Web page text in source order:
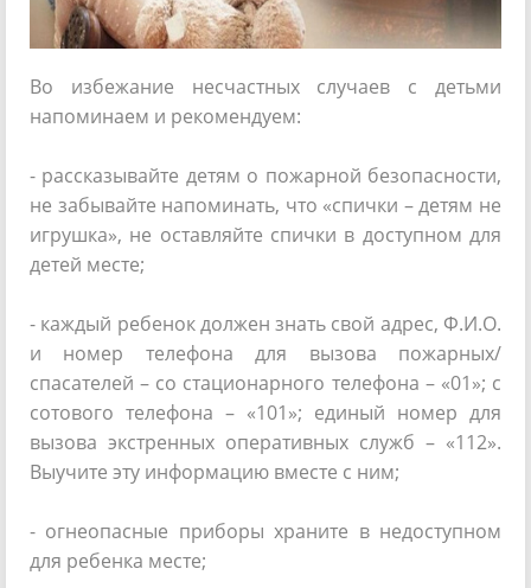
Во избежание несчастных случаев с детьми
напоминаем и рекомендуем:
- рассказывайте детям о пожарной безопасности,
не забывайте напоминать, что «спички – детям не
игрушка», не оставляйте спички в доступном для
детей месте;
- каждый ребенок должен знать свой адрес, Ф.И.О.
и номер телефона для вызова пожарных/
спасателей – со стационарного телефона – «01»; с
сотового телефона – «101»; единый номер для
вызова экстренных оперативных служб – «112».
Выучите эту информацию вместе с ним;
- огнеопасные приборы храните в недоступном
для ребенка месте;